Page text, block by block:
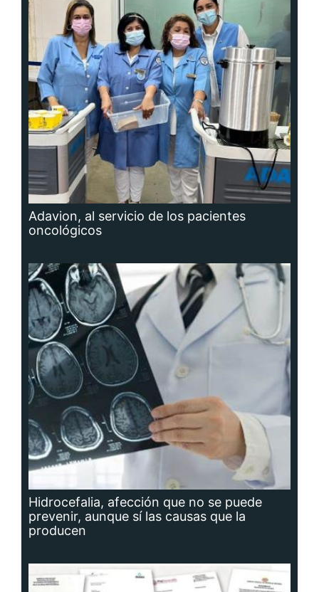
Adavion, al servicio de los pacientes
oncológicos
Hidrocefalia, afección que no se puede
prevenir, aunque sí las causas que la
producen